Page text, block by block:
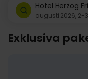
Hotel Herzog
augusti 2026, 2-
Exklusiva